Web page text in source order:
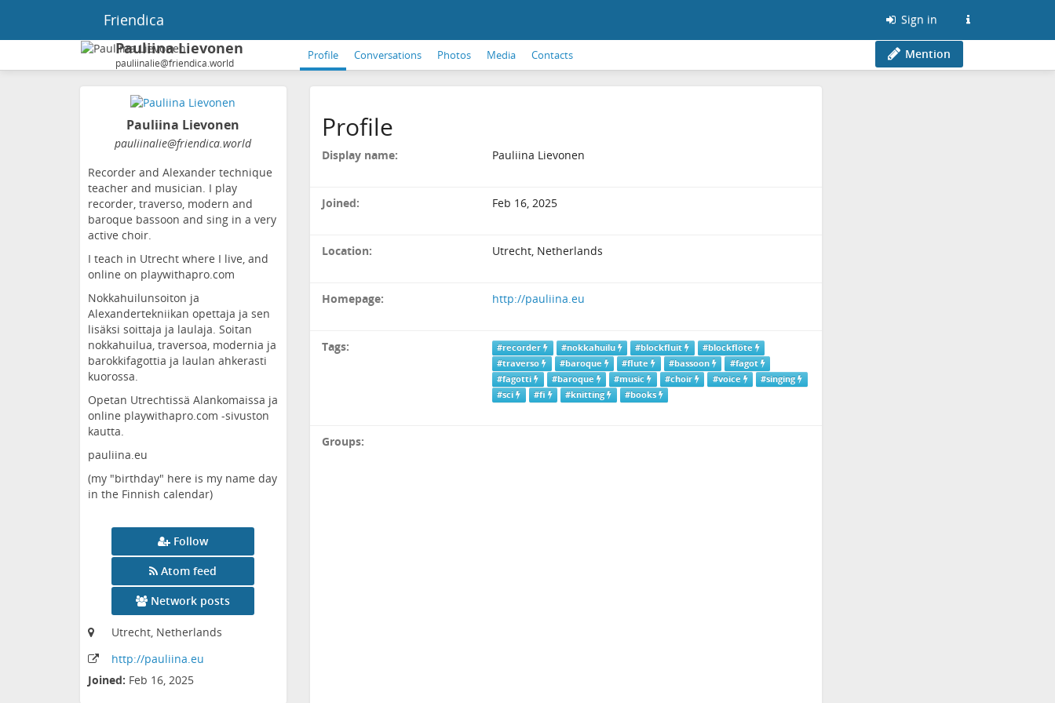
Friendica Sign in
Pauliina Lievonen
pauliinalie@friendica.world
Profile Conversations Photos Media Contacts Mention
Pauliina Lievonen
pauliinalie@friendica.world
Recorder and Alexander technique
teacher and musician. I play
recorder, traverso, modern and
baroque bassoon and sing in a very
active choir.
I teach in Utrecht where I live, and
online on playwithapro.com
Nokkahuilunsoiton ja
Alexandertekniikan opettaja ja sen
lisäksi soittaja ja laulaja. Soitan
nokkahuilua, traversoa, modernia ja
barokkifagottia ja laulan ahkerasti
kuorossa.
Opetan Utrechtissä Alankomaissa ja
online playwithapro.com -sivuston
kautta.
pauliina.eu
(my "birthday" here is my name day
in the Finnish calendar)
Follow
Atom feed
Network posts
Utrecht, Netherlands
http://pauliina.eu
Joined: Feb 16, 2025
Profile
Display name: Pauliina Lievonen
Joined: Feb 16, 2025
Location: Utrecht, Netherlands
Homepage: http://pauliina.eu
Tags: #recorder #nokkahuilu #blockfluit
#blockflöte
#traverso
#baroque #flute #bassoon
#fagot
#fagotti
#baroque #music #choir #voice
#singing
#sci
#fi #knitting #books
Groups: